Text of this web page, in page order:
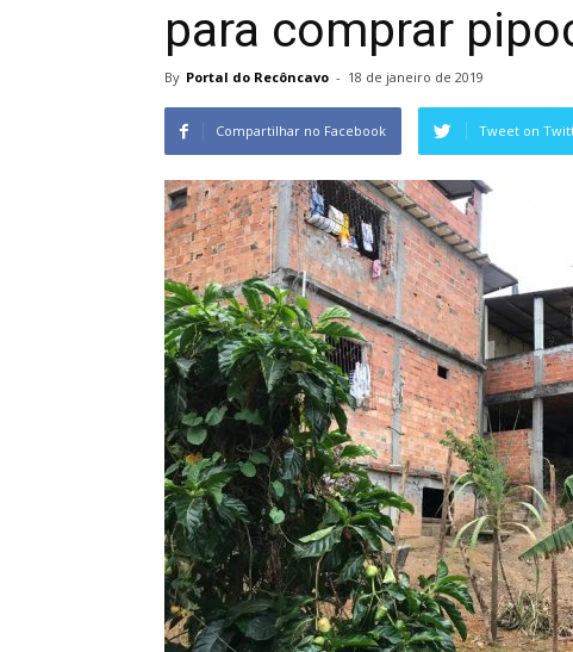
para comprar
By Portal do Recôncavo - 18 de janeiro de 2019
Compartilhar no Facebook Tweet on